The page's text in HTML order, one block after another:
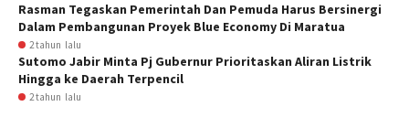
Rasman Tegaskan Pemerintah Dan Pemuda Harus Bersinergi
Dalam Pembangunan Proyek Blue Economy Di Maratua
2 tahun lalu
Sutomo Jabir Minta Pj Gubernur Prioritaskan Aliran Listrik
Hingga ke Daerah Terpencil
2 tahun lalu